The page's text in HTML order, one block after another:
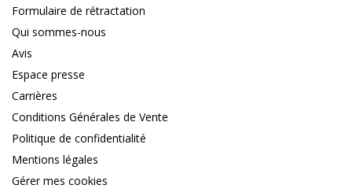
Formulaire de rétractation
Qui sommes-nous
Avis
Espace presse
Carrières
Conditions Générales de Vente
Politique de confidentialité
Mentions légales
Gérer mes cookies